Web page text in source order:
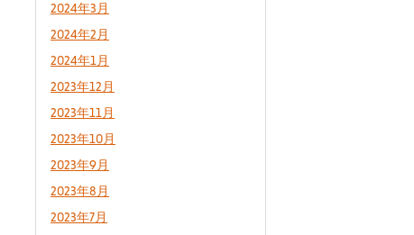
2024年3月
2024年2月
2024年1月
2023年12月
2023年11月
2023年10月
2023年9月
2023年8月
2023年7月